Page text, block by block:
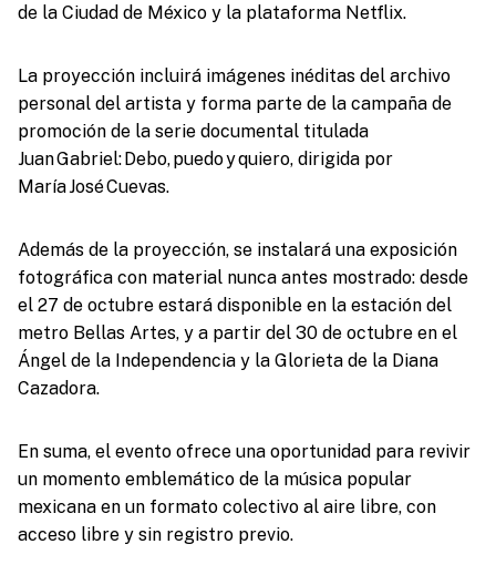
de la Ciudad de México y la plataforma Netflix.
La proyección incluirá imágenes inéditas del archivo
personal del artista y forma parte de la campaña de
promoción de la serie documental titulada
Juan Gabriel: Debo, puedo y quiero, dirigida por
María José Cuevas.
Además de la proyección, se instalará una exposición
fotográfica con material nunca antes mostrado: desde
el 27 de octubre estará disponible en la estación del
metro Bellas Artes, y a partir del 30 de octubre en el
Ángel de la Independencia y la Glorieta de la Diana
Cazadora.
En suma, el evento ofrece una oportunidad para revivir
un momento emblemático de la música popular
mexicana en un formato colectivo al aire libre, con
acceso libre y sin registro previo.